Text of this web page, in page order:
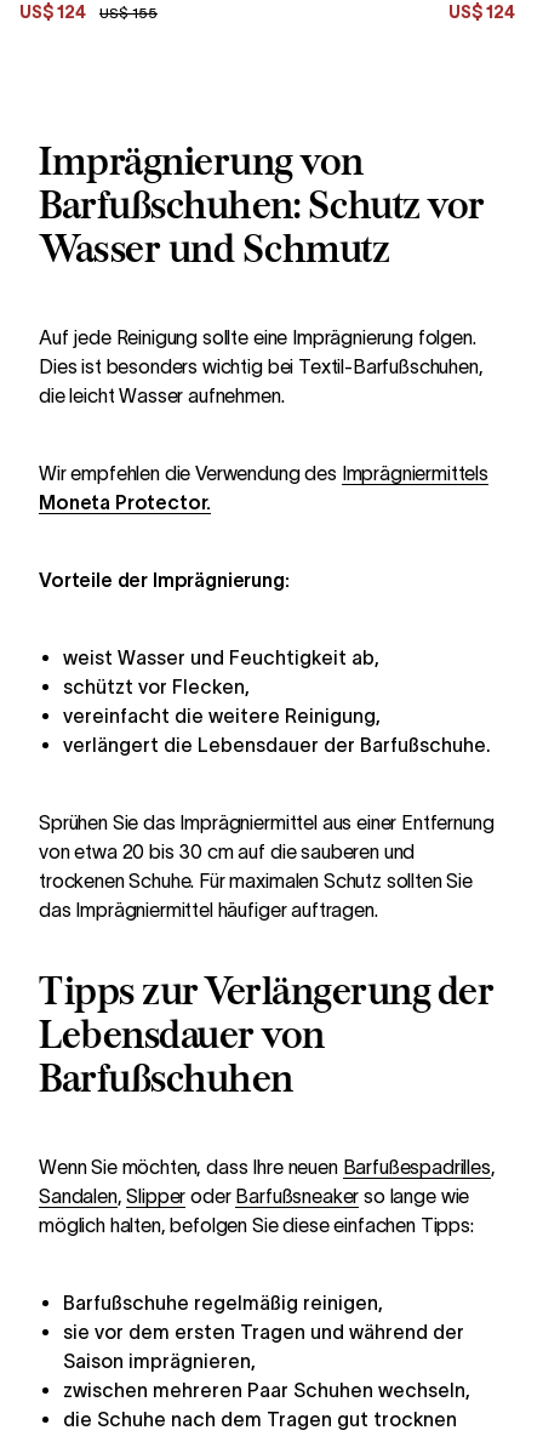
US$ 124 US$ 155 US$ 124
Imprägnierung von
Barfußschuhen: Schutz vor
Wasser und Schmutz
Auf jede Reinigung sollte eine Imprägnierung folgen.
Dies ist besonders wichtig bei Textil-Barfußschuhen,
die leicht Wasser aufnehmen.
Wir empfehlen die Verwendung des Imprägniermittels
Moneta Protector.
Vorteile der Imprägnierung:
weist Wasser und Feuchtigkeit ab,
schützt vor Flecken,
vereinfacht die weitere Reinigung,
verlängert die Lebensdauer der Barfußschuhe.
Sprühen Sie das Imprägniermittel aus einer Entfernung
von etwa 20 bis 30 cm auf die sauberen und
trockenen Schuhe. Für maximalen Schutz sollten Sie
das Imprägniermittel häufiger auftragen.
Tipps zur Verlängerung der
Lebensdauer von
Barfußschuhen
Wenn Sie möchten, dass Ihre neuen Barfußespadrilles,
Sandalen,Slipper oder Barfußsneaker so lange wie
möglich halten, befolgen Sie diese einfachen Tipps:
Barfußschuhe regelmäßig reinigen,
sie vor dem ersten Tragen und während der
Saison imprägnieren,
zwischen mehreren Paar Schuhen wechseln,
die Schuhe nach dem Tragen gut trocknen